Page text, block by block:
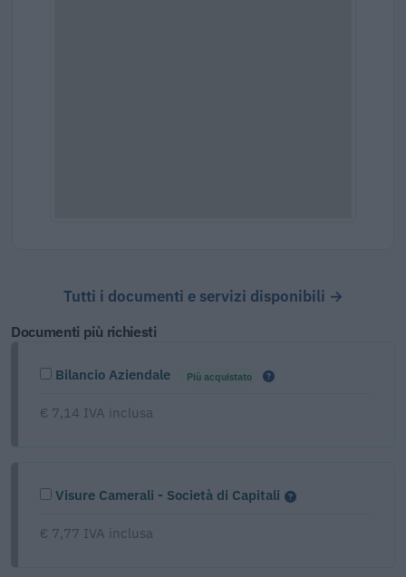
Tutti i documenti e servizi disponibili →
Documenti più richiesti
Bilancio Aziendale Più acquistato
€ 7,14 IVA inclusa
Visure Camerali - Società di Capitali
€ 7,77 IVA inclusa